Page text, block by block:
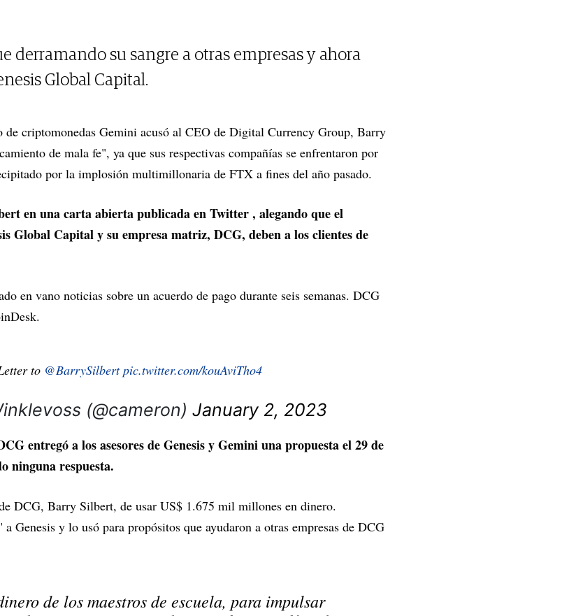
derramando su sangre a otras empresas y ahora
Global Capital.
criptomonedas Gemini acusó al CEO de Digital Currency Group, Barry
de mala fe", ya que sus respectivas compañías se enfrentaron por
por la implosión multimillonaria de FTX a fines del año pasado.
en una carta abierta publicada en Twitter , alegando que el
Global Capital y su empresa matriz, DCG, deben a los clientes de
en vano noticias sobre un acuerdo de pago durante seis semanas. DCG
to @BarrySilbert pic.twitter.com/kouAviTho4
(@cameron) January 2, 2023
entregó a los asesores de Genesis y Gemini una propuesta el 29 de
ninguna respuesta.
DCG, Barry Silbert, de usar US$ 1.675 mil millones en dinero.
Genesis y lo usó para propósitos que ayudaron a otras empresas de DCG
de los maestros de escuela, para impulsar